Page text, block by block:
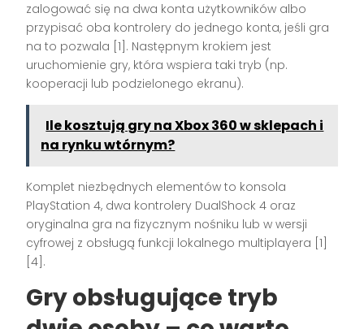
zalogować się na dwa konta użytkowników albo
przypisać oba kontrolery do jednego konta, jeśli gra
na to pozwala [1] . Następnym krokiem jest
uruchomienie gry, która wspiera taki tryb (np.
kooperacji lub podzielonego ekranu).
Ile kosztują gry na Xbox 360 w sklepach i
na rynku wtórnym?
Komplet niezbędnych elementów to konsola
PlayStation 4, dwa kontrolery DualShock 4 oraz
oryginalna gra na fizycznym nośniku lub w wersji
cyfrowej z obsługą funkcji lokalnego multiplayera [1]
[4] .
Gry obsługujące tryb